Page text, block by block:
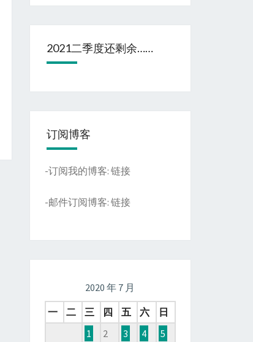
2021二季度还剩余……
订阅博客
-订阅我的博客: 链接
-邮件订阅博客: 链接
2020 年 7 月
一
二 三 四 五 六
日
1
2 3 4 5